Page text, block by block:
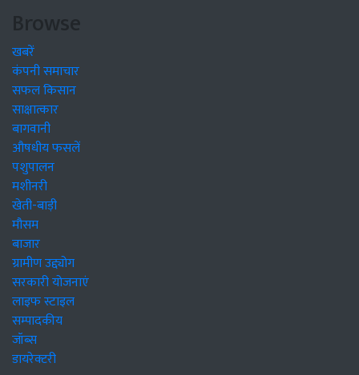
Browse
खबरें
कंपनी समाचार
सफल किसान
साक्षात्कार
बागवानी
औषधीय फसलें
पशुपालन
मशीनरी
खेती-बाड़ी
मौसम
बाजार
ग्रामीण उद्द्योग
सरकारी योजनाएं
लाइफ स्टाइल
सम्पादकीय
जॉब्स
डायरेक्टरी